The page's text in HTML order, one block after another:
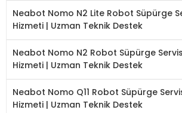
Neabot Nomo N2 Lite Robot Süpürge
Hizmeti | Uzman Teknik Destek
Neabot Nomo N2 Robot Süpürge
Hizmeti | Uzman Teknik Destek
Neabot Nomo Q11 Robot Süpürge
Hizmeti | Uzman Teknik Destek